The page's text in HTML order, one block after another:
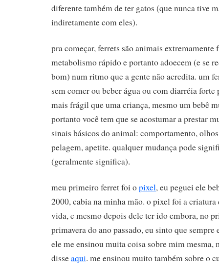
diferente também de ter gatos (que nunca tive
indiretamente com eles).
pra começar, ferrets são animais extremamente
metabolismo rápido e portanto adoecem (e se
bom) num ritmo que a gente não acredita. um
sem comer ou beber água ou com diarréia
mais frágil que uma criança, mesmo um bebê
portanto você tem que se acostumar a prestar
sinais básicos do animal: comportamento,
pelagem, apetite. qualquer mudança pode
(geralmente significa).
meu primeiro ferret foi opixel, eu peguei ele
2000, cabia na minha mão. o pixel foi a criatura
vida, e mesmo depois dele ter ido embora, no
primavera do ano passado, eu sinto que
ele me ensinou muita coisa sobre mim mesma,
disseaqui. me ensinou muito também sobre o